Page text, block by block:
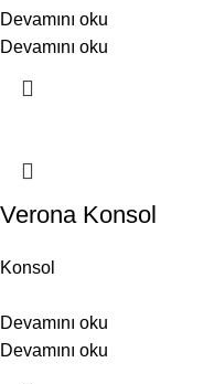
Devamını oku
Devamını oku
Verona Konsol
Konsol
Devamını oku
Devamını oku